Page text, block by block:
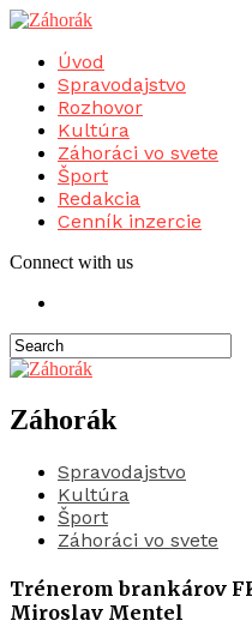
Úvod
Spravodajstvo
Rozhovor
Kultúra
Záhoráci vo svete
Šport
Redakcia
Cenník inzercie
Connect with us
Záhorák
Spravodajstvo
Kultúra
Šport
Záhoráci vo svete
Trénerom brankárov
Miroslav Mentel